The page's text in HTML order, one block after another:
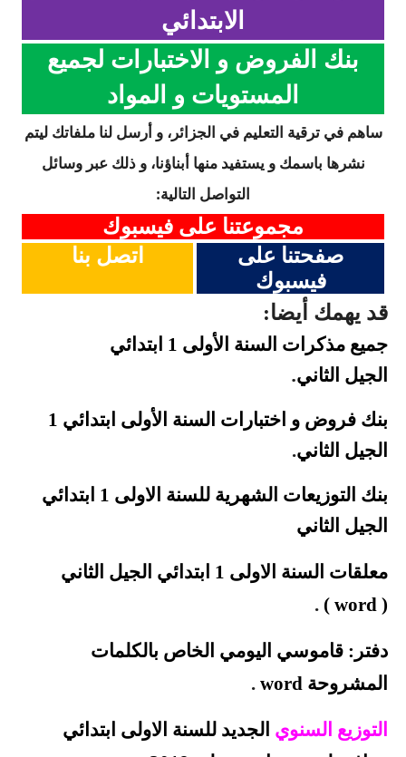
الابتدائي
بنك الفروض و الاختبارات لجميع
المستويات و المواد
ساهم في ترقية التعليم في الجزائر، و أرسل لنا ملفاتك ليتم
نشرها باسمك و يستفيد منها أبناؤنا، و ذلك عبر وسائل
التواصل التالية:
مجموعتنا على فيسبوك
صفحتنا على
فيسبوك
اتصل بنا
قد يهمك أيضا:
جميع مذكرات السنة
الأولى 1 ابتدائي
الجيل الثاني.
بنك فروض و اختبارات السنة الأولى ابتدائي 1
الجيل الثاني.
بنك
التوزيعات الشهرية للسنة الاولى 1 ابتدائي
الجيل الثاني
معلقات السنة الاولى 1 ابتدائي الجيل الثاني
(
word
)
.
دفتر: قاموسي اليومي الخاص بالكلمات
المشروحة word
.
التوزيع السنوي الجديد للسنة الاولى ابتدائي